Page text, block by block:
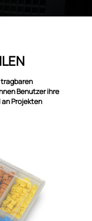
tragbaren
Benutzer ihre
Projekten